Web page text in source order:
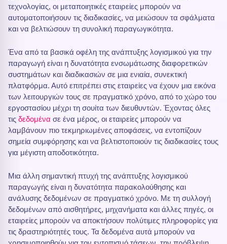
τεχνολογίας, οι μεταποιητικές εταιρείες μπορούν να
αυτοματοποιήσουν τις διαδικασίες, να μειώσουν τα σφάλματα
και να βελτιώσουν τη συνολική παραγωγικότητα.
Ένα από τα βασικά οφέλη της ανάπτυξης λογισμικού για την
παραγωγή είναι η δυνατότητα ενσωμάτωσης διαφορετικών
συστημάτων και διαδικασιών σε μια ενιαία, συνεκτική
πλατφόρμα. Αυτό επιτρέπει στις εταιρείες να έχουν μια εικόνα
των λειτουργιών τους σε πραγματικό χρόνο, από το χώρο του
εργοστασίου μέχρι τη σουίτα των διευθυντών. Έχοντας όλες
τις δεδομένα σε ένα μέρος, οι εταιρείες μπορούν να
λαμβάνουν πιο τεκμηριωμένες αποφάσεις, να εντοπίζουν
σημεία συμφόρησης και να βελτιστοποιούν τις διαδικασίες τους
για μέγιστη αποδοτικότητα.
Μια άλλη σημαντική πτυχή της ανάπτυξης λογισμικού
παραγωγής είναι η δυνατότητα παρακολούθησης και
ανάλυσης δεδομένων σε πραγματικό χρόνο. Με τη συλλογή
δεδομένων από αισθητήρες, μηχανήματα και άλλες πηγές, οι
εταιρείες μπορούν να αποκτήσουν πολύτιμες πληροφορίες για
τις δραστηριότητές τους. Τα δεδομένα αυτά μπορούν να